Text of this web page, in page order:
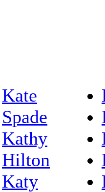
Kate
Spade
Kathy
Hilton
Katy